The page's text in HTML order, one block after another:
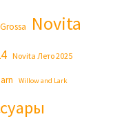
Novita
Novita Лето 2025
Willow and Lark